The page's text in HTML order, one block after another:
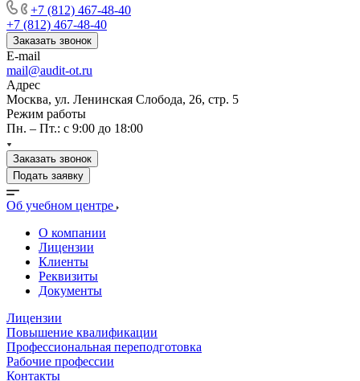
+7 (812) 467-48-40
+7 (812) 467-48-40
Заказать звонок
E-mail
mail@audit-ot.ru
Адрес
Москва, ул. Ленинская Слобода, 26, стр. 5
Режим работы
Пн. – Пт.: с 9:00 до 18:00
Заказать звонок
Подать заявку
Об учебном центре
О компании
Лицензии
Клиенты
Реквизиты
Документы
Лицензии
Повышение квалификации
Профессиональная переподготовка
Рабочие профессии
Контакты